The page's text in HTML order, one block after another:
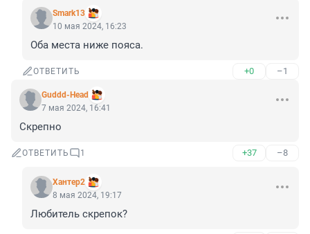
Smark13
10 мая 2024, 16:23
Оба места ниже пояса.
ОТВЕТИТЬ +0 –1
Guddd-Head
7 мая 2024, 16:41
Скрепно
ОТВЕТИТЬ 1 +37 –8
Хантер2
8 мая 2024, 19:17
Любитель скрепок?